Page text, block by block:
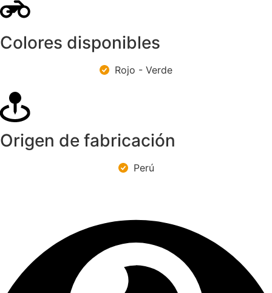
Colores disponibles
Rojo - Verde
Origen de fabricación
Perú